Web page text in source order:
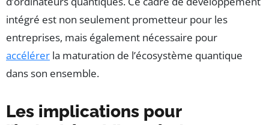
intégré est non seulement prometteur pour les
entreprises, mais également nécessaire pour
accélérer la maturation de l’écosystème quantique
dans son ensemble.
Les implications pour